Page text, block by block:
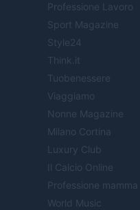
Professione Lavoro
Sport Magazine
Style24
Think.it
Tuobenessere
Viaggiamo
Nonne Magazine
Milano Cortina
Luxury Club
Il Calcio Online
Professione mamma
World Music